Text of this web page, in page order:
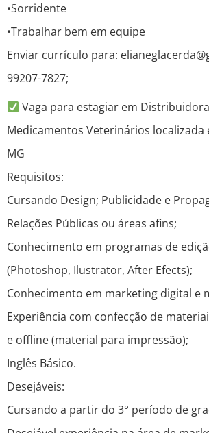
•Sorridente
•Trabalhar bem em equipe
Enviar currículo para:
99207-7827;
Vaga para estagiar em
Medicamentos Veterinários localizada
MG
Requisitos:
Cursando Design; Publicidade e
Relações Públicas ou áreas afins;
Conhecimento em programas de
(Photoshop, Ilustrator, After Efects);
Conhecimento em marketing digital e
Experiência com confecção de
e offline (material para impressão);
Inglês Básico.
Desejáveis:
Cursando a partir do 3° período de